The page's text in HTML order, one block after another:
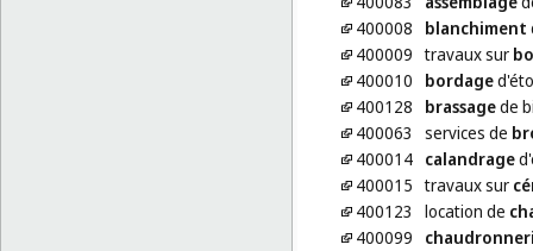
400008
blanchiment
400009 travaux sur
400010
bordage
400128
brassagede
400063
services de
400014 calandrage
400015 travaux sur
400123
location de
400099